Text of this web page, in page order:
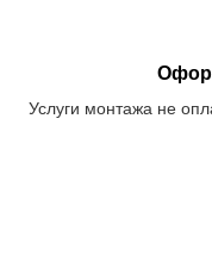
Услуги монтажа не